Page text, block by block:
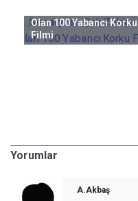
Olan 100 Yabancı Korku
Filmi
Yorumlar
A.Akbaş